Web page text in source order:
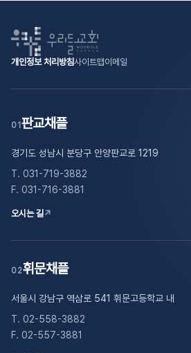
개인정보 처리방침사이트맵이메일
01 판교채플
경기도 성남시 분당구 안양판교로 1219
T. 031-719-3882
F. 031-716-3881
오시는 길↗
02휘문채플
서울시 강남구 역삼로 541 휘문고등학교 내
T. 02-558-3882
F. 02-557-3881